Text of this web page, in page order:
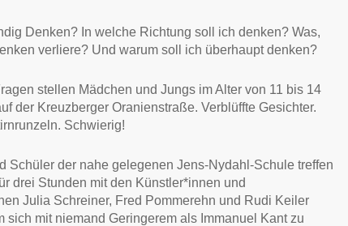
Denken? In welche Richtung soll ich denken? Was,
verliere? Und warum soll ich überhaupt denken?
stellen Mädchen und Jungs im Alter von 11 bis 14
der Kreuzberger Oranienstraße. Verblüffte Gesichter.
Schwierig!
Schüler der nahe gelegenen Jens-Nydahl-Schule treffen
drei Stunden mit den Künstler*innen und
Julia Schreiner, Fred Pommerehn und Rudi Keiler
sich mit niemand Geringerem als Immanuel Kant zu